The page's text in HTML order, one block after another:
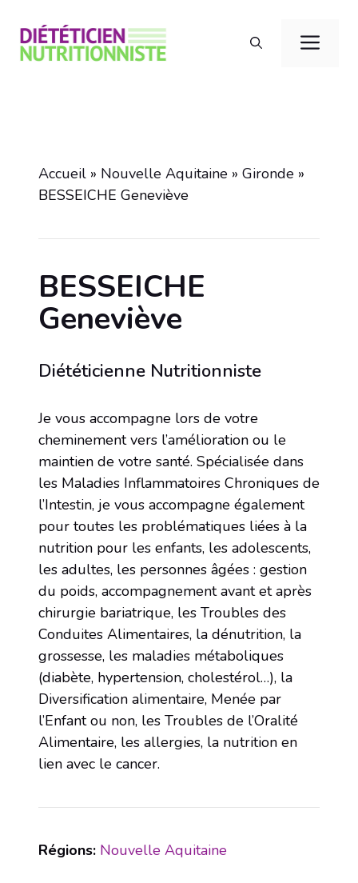
contenu
Accueil » Nouvelle Aquitaine » Gironde »
BESSEICHE Geneviève
BESSEICHE
Geneviève
Diététicienne Nutritionniste
Je vous accompagne lors de votre
cheminement vers l’amélioration ou le
maintien de votre santé. Spécialisée dans
les Maladies Inflammatoires Chroniques de
l’Intestin, je vous accompagne également
pour toutes les problématiques liées à la
nutrition pour les enfants, les adolescents,
les adultes, les personnes âgées : gestion
du poids, accompagnement avant et après
chirurgie bariatrique, les Troubles des
Conduites Alimentaires, la dénutrition, la
grossesse, les maladies métaboliques
(diabète, hypertension, cholestérol…), la
Diversification alimentaire, Menée par
l’Enfant ou non, les Troubles de l’Oralité
Alimentaire, les allergies, la nutrition en
lien avec le cancer.
Régions: Nouvelle Aquitaine